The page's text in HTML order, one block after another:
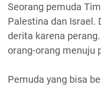
Seorang pemuda
Palestina dan Israel.
derita karena
orang-orang menuju
Pemuda yang bisa